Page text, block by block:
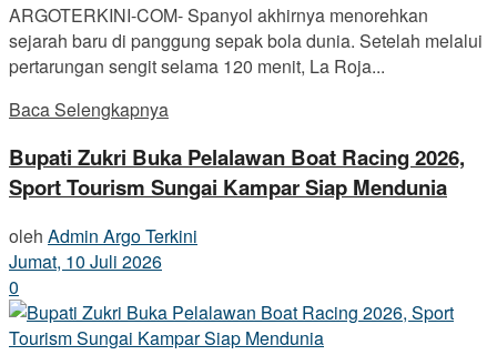
ARGOTERKINI-COM- Spanyol akhirnya menorehkan
sejarah baru di panggung sepak bola dunia. Setelah melalui
pertarungan sengit selama 120 menit, La Roja...
Baca Selengkapnya
Bupati Zukri Buka Pelalawan Boat Racing 2026,
Sport Tourism Sungai Kampar Siap Mendunia
oleh Admin Argo Terkini
Jumat, 10 Juli 2026
0